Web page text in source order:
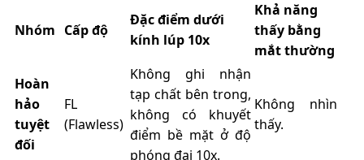
Nhóm Cấp độ
Đặc điểm dưới
kính lúp 10x
Khả năng
thấy bằng
mắt thường
Hoàn
hảo
tuyệt
đối
FL
(Flawless)
Không ghi nhận
tạp chất bên trong,
không có khuyết
điểm bề mặt ở độ
phóng đại 10x.
Không nhìn
thấy.